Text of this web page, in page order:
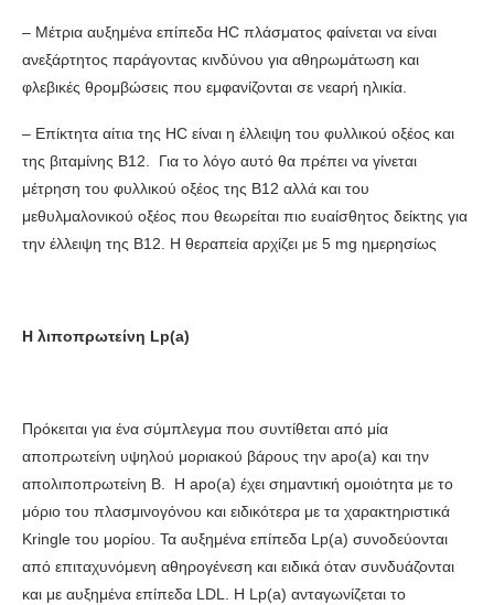
– Μέτρια αυξημένα επίπεδα HC πλάσματος φαίνεται να είναι
ανεξάρτητος παράγοντας κινδύνου για αθηρωμάτωση και
φλεβικές θρομβώσεις που εμφανίζονται σε νεαρή ηλικία.
– Επίκτητα αίτια της HC είναι η έλλειψη του φυλλικού οξέος και
της βιταμίνης Β12. Για το λόγο αυτό θα πρέπει να γίνεται
μέτρηση του φυλλικού οξέος της Β12 αλλά και του
μεθυλμαλονικού οξέος που θεωρείται πιο ευαίσθητος δείκτης για
την έλλειψη της Β12. Η θεραπεία αρχίζει με 5 mg ημερησίως
Η λιποπρωτείνη Lp(a)
Πρόκειται για ένα σύμπλεγμα που συντίθεται από μία
αποπρωτείνη υψηλού μοριακού βάρους την apo(a) και την
απολιποπρωτείνη Β. Η apo(a) έχει σημαντική ομοιότητα με το
μόριο του πλασμινογόνου και ειδικότερα με τα χαρακτηριστικά
Kringle του μορίου. Τα αυξημένα επίπεδα Lp(a) συνοδεύονται
από επιταχυνόμενη αθηρογένεση και ειδικά όταν συνδυάζονται
και με αυξημένα επίπεδα LDL. Η Lp(a) ανταγωνίζεται το